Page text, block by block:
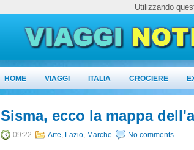
HOME VIAGGI ITALIA CROCIERE
Sisma, ecco la mappa
09:22 Arte, Lazio, Marche No comments
Utilizzando